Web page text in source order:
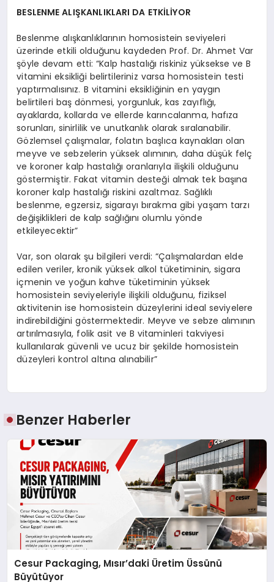
BESLENME ALIŞKANLIKLARI DA ETKİLİYOR
Beslenme alışkanlıklarının homosistein seviyeleri
üzerinde etkili olduğunu kaydeden Prof. Dr. Ahmet Var
şöyle devam etti: “Kalp hastalığı riskiniz yüksekse ve B
vitamini eksikliği belirtileriniz varsa homosistein testi
yaptırmalısınız. B vitamini eksikliğinin en yaygın
belirtileri baş dönmesi, yorgunluk, kas zayıflığı,
ayaklarda, kollarda ve ellerde karıncalanma, hafıza
sorunları, sinirlilik ve unutkanlık olarak sıralanabilir.
Gözlemsel çalışmalar, folatın başlıca kaynakları olan
meyve ve sebzelerin yüksek alımının, daha düşük felç
ve koroner kalp hastalığı oranlarıyla ilişkili olduğunu
göstermiştir. Fakat vitamin desteği almak tek başına
koroner kalp hastalığı riskini azaltmaz. Sağlıklı
beslenme, egzersiz, sigarayı bırakma gibi yaşam tarzı
değişiklikleri de kalp sağlığını olumlu yönde
etkileyecektir”
Var, son olarak şu bilgileri verdi: “Çalışmalardan elde
edilen veriler, kronik yüksek alkol tüketiminin, sigara
içmenin ve yoğun kahve tüketiminin yüksek
homosistein seviyeleriyle ilişkili olduğunu, fiziksel
aktivitenin ise homosistein düzeylerini ideal seviyelere
indirebildiğini göstermektedir. Meyve ve sebze alımının
artırılmasıyla, folik asit ve B vitaminleri takviyesi
kullanılarak güvenli ve ucuz bir şekilde homosistein
düzeyleri kontrol altına alınabilir”
Benzer Haberler
Cesur Packaging, Mısır’daki Üretim Üssünü
Büyütüyor